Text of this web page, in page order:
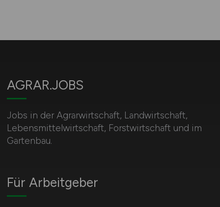
AGRAR.JOBS
Jobs in der Agrarwirtschaft, Landwirtschaft,
Lebensmittelwirtschaft, Forstwirtschaft und im
Gartenbau.
Für Arbeitgeber